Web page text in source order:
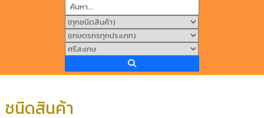
ชนิดสินค้า